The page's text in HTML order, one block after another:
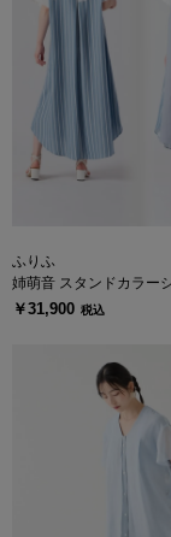
ふりふ
姉萌音 スタンドカラー
ス
￥31,900 税込